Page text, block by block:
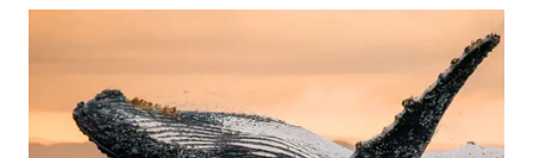
WN
LANGKAT